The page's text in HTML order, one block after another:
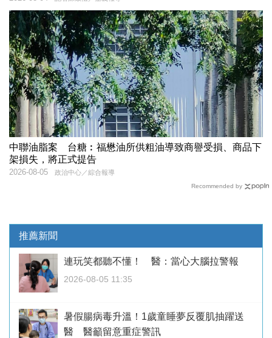
中聯油脂案 台糖︰福懋油所供粗油導致商譽受損、商品下
架損失，將正式提告
政治中心／綜合報導
2026-08-05
Recommended by
推薦新聞
連玩笑都聽不懂！ 醫：當心大腦拉警報
2026-08-05 11:35
暑假腸病毒升溫！1歲童睡夢反覆肌抽躍送
醫 醫籲留意重症警訊